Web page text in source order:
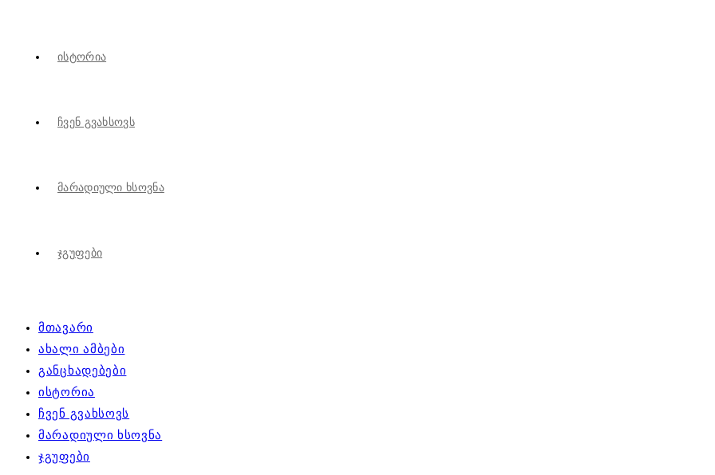
Ისტორია
Ჩვენ Გვახსოვს
Მარადიული Ხსოვნა
Ჯგუფები
მთავარი
ახალი ამბები
განცხადებები
ისტორია
ჩვენ გვახსოვს
მარადიული ხსოვნა
ჯგუფები